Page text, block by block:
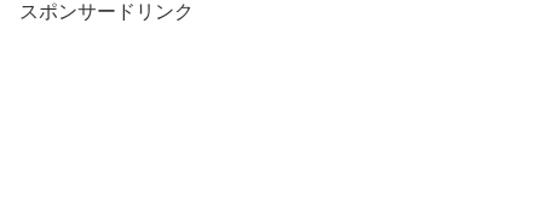
スポンサードリンク